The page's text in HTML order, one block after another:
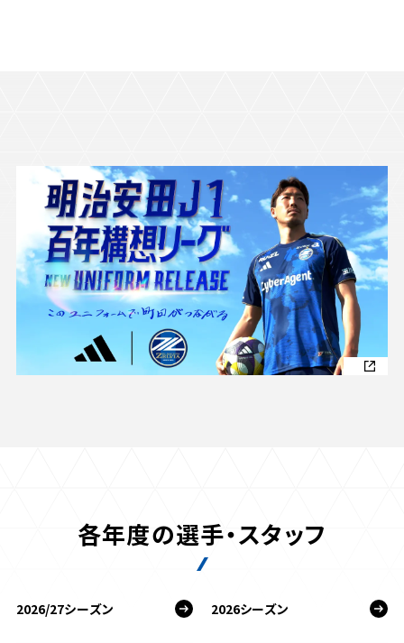
各年度の選手・スタッフ
2026/27シーズン 2026シーズン